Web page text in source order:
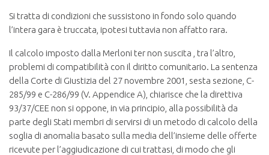
Si tratta di condizioni che sussistono in fondo solo quando
l’intera gara è truccata, ipotesi tuttavia non affatto rara.
Il calcolo imposto dalla Merloni ter non suscita , tra l’altro,
problemi di compatibilità con il diritto comunitario. La sentenza
della Corte di Giustizia del 27 novembre 2001, sesta sezione, C-
285/99 e C-286/99 (V. Appendice A), chiarisce che la direttiva
93/37/CEE non si oppone, in via principio, alla possibilità da
parte degli Stati membri di servirsi di un metodo di calcolo della
soglia di anomalia basato sulla media dell’insieme delle offerte
ricevute per l’aggiudicazione di cui trattasi, di modo che gli